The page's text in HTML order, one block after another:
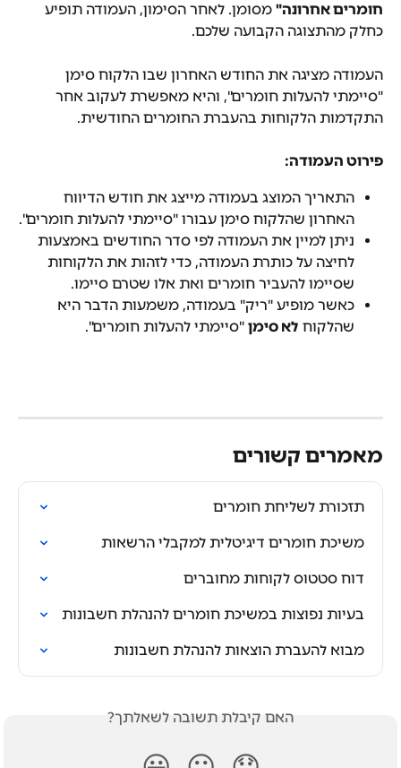
חומרים אחרונה" מסומן. לאחר הסימון, העמודה תופיע
כחלק מהתצוגה הקבועה שלכם.
העמודה מציגה את החודש האחרון שבו הלקוח סימן
"סיימתי להעלות חומרים", והיא מאפשרת לעקוב אחר
התקדמות הלקוחות בהעברת החומרים החודשית.
פירוט העמודה:
התאריך המוצג בעמודה מייצג את חודש הדיווח
האחרון שהלקוח סימן עבורו "סיימתי להעלות חומרים".
ניתן למיין את העמודה לפי סדר החודשים באמצעות
לחיצה על כותרת העמודה, כדי לזהות את הלקוחות
שסיימו להעביר חומרים ואת אלו שטרם סיימו.
כאשר מופיע "ריק" בעמודה, משמעות הדבר היא
שהלקוח לא סימן "סיימתי להעלות חומרים".
מאמרים קשורים
תזכורת לשליחת חומרים
משיכת חומרים דיגיטלית למקבלי הרשאות
דוח סטטוס לקוחות מחוברים
בעיות נפוצות במשיכת חומרים להנהלת חשבונות
מבוא להעברת הוצאות להנהלת חשבונות
האם קיבלת תשובה לשאלתך?